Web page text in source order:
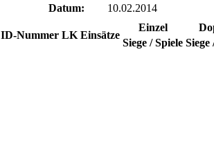
Datum:
10.02.2014
ID-Nummer LK Einsätze
Einzel
Siege / Spiele Siege